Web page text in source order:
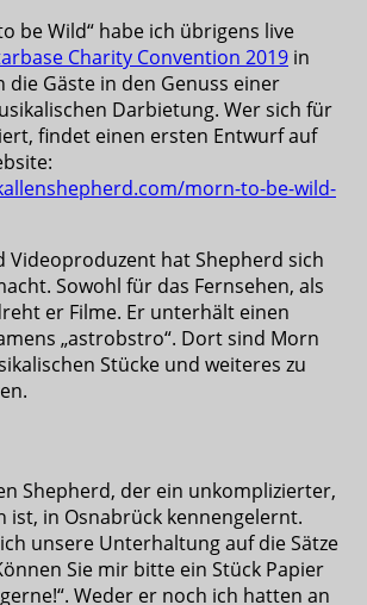
be Wild“ habe ich übrigens live
Charity Convention 2019 in
die Gäste in den Genuss einer
Darbietung. Wer sich für
findet einen ersten Entwurf auf
morn-to-be-wild-
Videoproduzent hat Shepherd sich
Sowohl für das Fernsehen, als
er Filme. Er unterhält einen
„astrobstro“. Dort sind Morn
Stücke und weiteres zu
Shepherd, der ein unkomplizierter,
ist, in Osnabrück kennengelernt.
unsere Unterhaltung auf die Sätze
Sie mir bitte ein Stück Papier
Weder er noch ich hatten an